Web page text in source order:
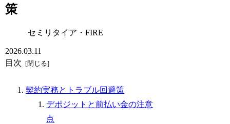
策
セミリタイア・FIRE
2026.03.11
目次
契約実務とトラブル回避策
デポジットと前払い金の注意
点